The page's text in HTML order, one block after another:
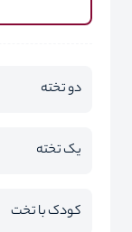
دو تخته
یک تخته
کودک با تخت